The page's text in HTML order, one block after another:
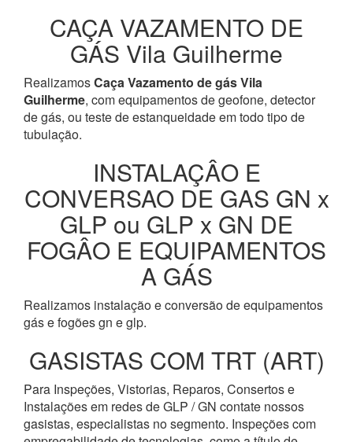
CAÇA VAZAMENTO DE
GÁS Vila Guilherme
RealizamosCaça Vazamento de gás Vila
Guilherme, com equipamentos de geofone, detector
de gás, ou teste de estanqueidade em todo tipo de
tubulação.
INSTALAÇÂO E
CONVERSAO DE GAS GN x
GLP ou GLP x GN DE
FOGÂO E EQUIPAMENTOS
A GÁS
Realizamos instalação e conversão de equipamentos
gás e fogões gn e glp.
GASISTAS COM TRT (ART)
Para Inspeções, Vistorias, Reparos, Consertos e
Instalações em redes de GLP / GN contate nossos
gasistas, especialistas no segmento. Inspeções com